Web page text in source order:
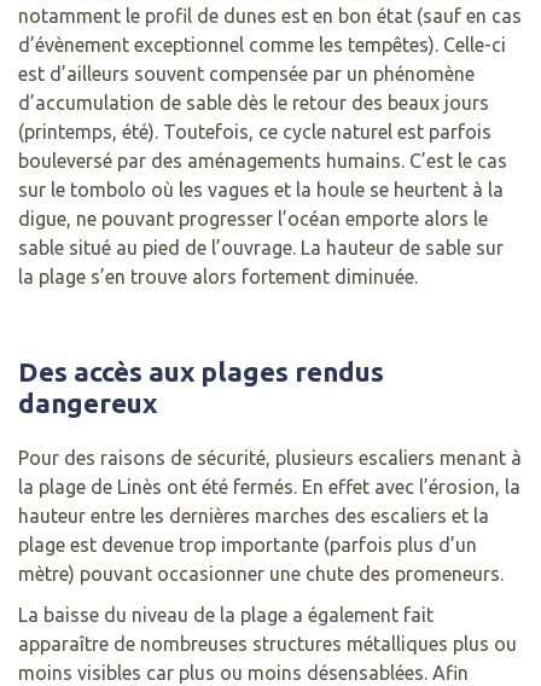
notamment le profil de dunes est en bon état (sauf en cas
d’évènement exceptionnel comme les tempêtes). Celle-ci
est d’ailleurs souvent compensée par un phénomène
d’accumulation de sable dès le retour des beaux jours
(printemps, été). Toutefois, ce cycle naturel est parfois
bouleversé par des aménagements humains. C’est le cas
sur le tombolo où les vagues et la houle se heurtent à la
digue, ne pouvant progresser l’océan emporte alors le
sable situé au pied de l’ouvrage. La hauteur de sable sur
la plage s’en trouve alors fortement diminuée.
Des accès aux plages rendus
dangereux
Pour des raisons de sécurité, plusieurs escaliers menant à
la plage de Linès ont été fermés. En effet avec l’érosion, la
hauteur entre les dernières marches des escaliers et la
plage est devenue trop importante (parfois plus d’un
mètre) pouvant occasionner une chute des promeneurs.
La baisse du niveau de la plage a également fait
apparaître de nombreuses structures métalliques plus ou
moins visibles car plus ou moins désensablées. Afin